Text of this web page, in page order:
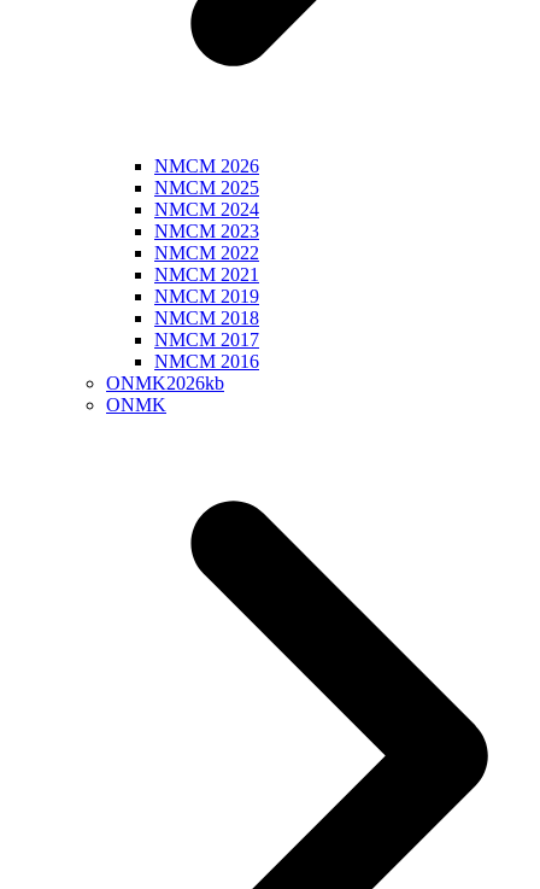
NMCM 2026
NMCM 2025
NMCM 2024
NMCM 2023
NMCM 2022
NMCM 2021
NMCM 2019
NMCM 2018
NMCM 2017
NMCM 2016
ONMK2026kb
ONMK